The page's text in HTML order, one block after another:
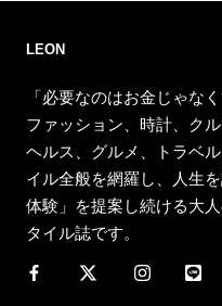
LEON
「必要なのはお金じゃな
ファッション、時計、ク
ヘルス、グルメ、トラベ
イル全般を網羅し、人生
体験」を提案し続ける大
タイル誌です。